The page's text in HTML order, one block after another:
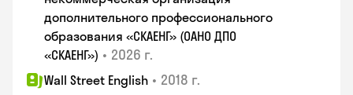
дополнительного профессионального
образования «СКАЕНГ» (ОАНО ДПО
«СКАЕНГ») • 2026 г.
Wall Street English • 2018 г.